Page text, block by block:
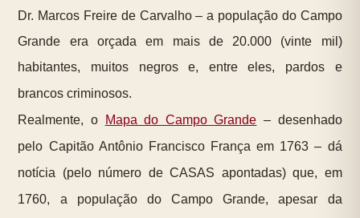
Dr. Marcos Freire de Carvalho – a população do Campo
Grande era orçada em mais de 20.000 (vinte mil)
habitantes, muitos negros e, entre eles, pardos e
brancos criminosos.
Realmente, o
Mapa do Campo Grande – desenhado
pelo Capitão Antônio Francisco França em 1763 – dá
notícia (pelo número de CASAS apontadas) que, em
1760, a população do Campo Grande, apesar da